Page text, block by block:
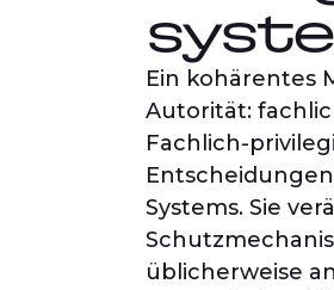
Ein kohärentes
Autorität:
Fachlich-
Systems. Sie
üblicherweise